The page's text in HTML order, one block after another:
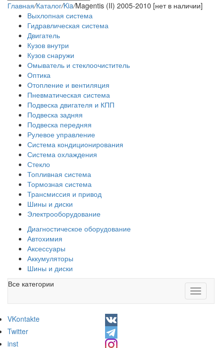
Главная/Каталог/Kia/Magentis (II) 2005-2010 [нет в наличии]
Выхлопная система
Гидравлическая система
Двигатель
Кузов внутри
Кузов снаружи
Омыватель и стеклоочиститель
Оптика
Отопление и вентиляция
Пневматическая система
Подвеска двигателя и КПП
Подвеска задняя
Подвеска передняя
Рулевое управление
Система кондиционирования
Система охлаждения
Стекло
Топливная система
Тормозная система
Трансмиссия и привод
Шины и диски
Электрооборудование
Диагностическое оборудование
Автохимия
Аксессуары
Аккумуляторы
Шины и диски
Toggle
Все категории
VKontakte
Twitter
inst